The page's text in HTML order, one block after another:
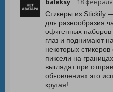
baleksy 18
Стикеры из Stickify
для разнообразия
офигенных наборов
глаз и поднимают
некоторых
пиксели на
выглядят при
обновлениях это
крутая!